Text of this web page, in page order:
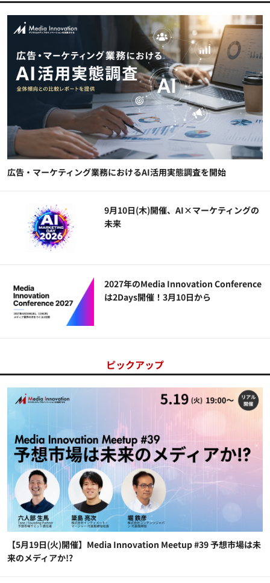
広告・マーケティング業務におけるAI活用実態調査を開始
9月10日(木)開催、AI×マーケティングの
未来
2027年のMedia Innovation Conference
は2Days開催！3月10日から
ピックアップ
【5月19日(火)開催】Media Innovation Meetup #39 予想市場は未
来のメディアか!?